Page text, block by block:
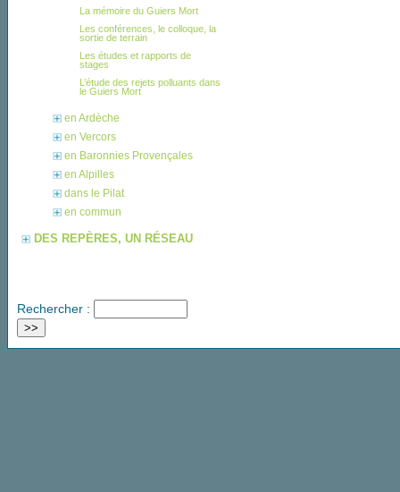
La mémoire du Guiers Mort
Les conférences, le colloque, la
sortie de terrain
Les études et rapports de
stages
L’étude des rejets polluants dans
le Guiers Mort
en Ardèche
en Vercors
en Baronnies Provençales
en Alpilles
dans le Pilat
en commun
DES REPÈRES, UN RÉSEAU
Rechercher :